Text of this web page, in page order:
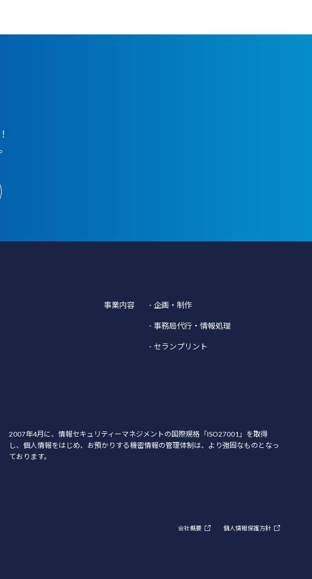
事業内容 - 企画・制作
- 事務局代行・情報処理
- セランプリント
2007年4月に、情報セキュリティーマネジメントの国際規格「ISO27001」を取得
し、個人情報をはじめ、お預かりする機密情報の管理体制は、より強固なものとなっ
ております。
会社概要 個人情報保護方針